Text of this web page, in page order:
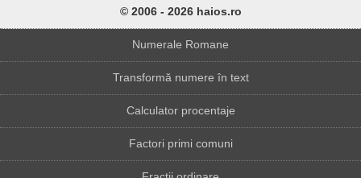
© 2006 - 2026 haios.ro
Numerale Romane
Transformă numere în text
Calculator procentaje
Factori primi comuni